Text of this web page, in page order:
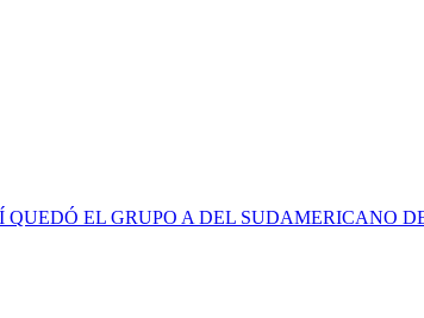
EL GRUPO A DEL SUDAMERICANO